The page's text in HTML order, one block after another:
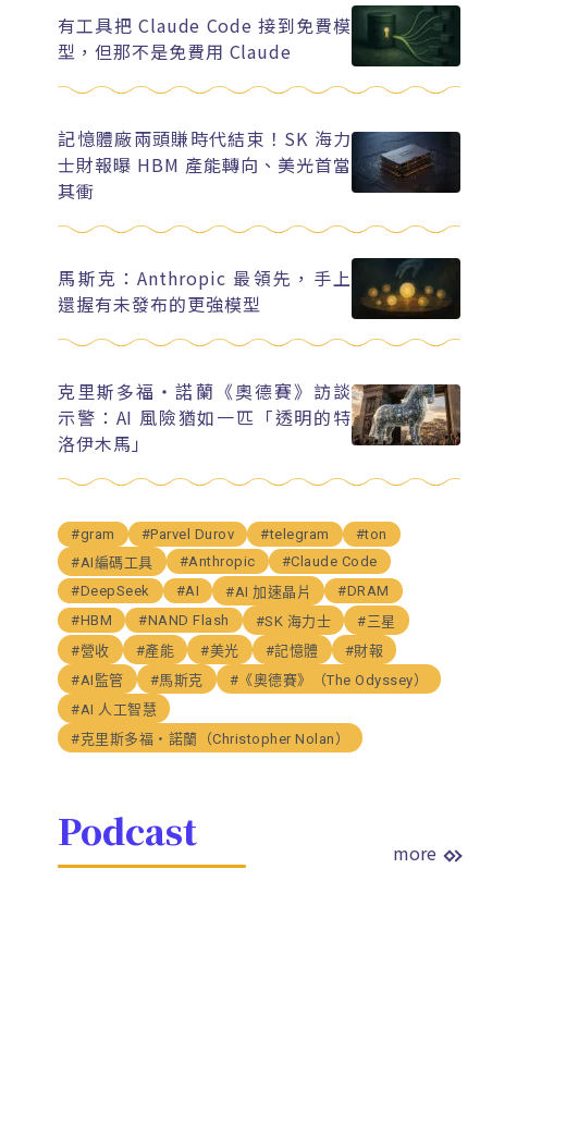
有工具把 Claude Code 接到免費模
型，但那不是免費用 Claude
記憶體廠兩頭賺時代結束！SK 海力
士財報曝 HBM 產能轉向、美光首當
其衝
馬斯克：Anthropic 最領先，手上
還握有未發布的更強模型
克里斯多福・諾蘭《奧德賽》訪談
示警：AI 風險猶如一匹「透明的特
洛伊木馬」
#gram #Parvel Durov #telegram
#ton
#AI編碼工具
#Anthropic
#Claude Code
#DeepSeek
#AI #AI 加速晶片
#DRAM
#HBM
#NAND Flash #SK 海力士
#三星
#營收
#產能 #美光 #記憶體
#財報
#AI監管
#馬斯克
#《奧德賽》（The Odyssey）
#AI 人工智慧
#克里斯多福・諾蘭（Christopher Nolan）
Podcast more